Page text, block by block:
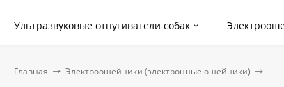
Ультразвуковые отпугиватели собак
Главная Электроошейники (электронные ошейники)